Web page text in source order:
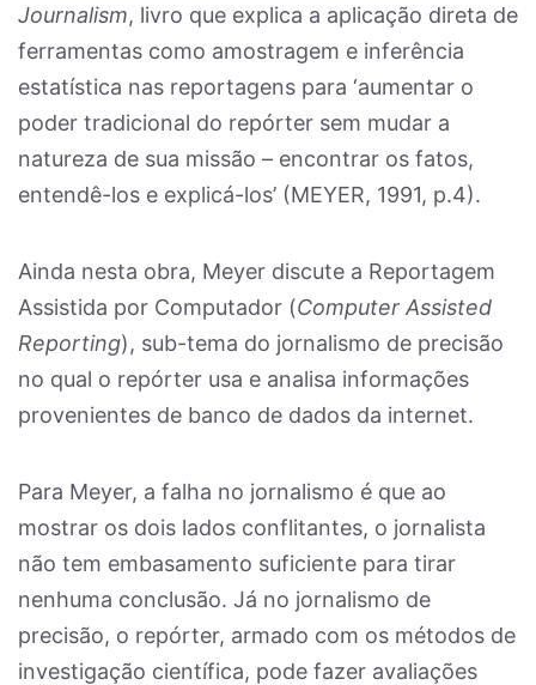
Journalism, livro que explica a aplicação direta de
ferramentas como amostragem e inferência
estatística nas reportagens para ‘aumentar o
poder tradicional do repórter sem mudar a
natureza de sua missão – encontrar os fatos,
entendê-los e explicá-los’ (MEYER, 1991, p.4).
Ainda nesta obra, Meyer discute a Reportagem
Assistida por Computador (Computer Assisted
Reporting), sub-tema do jornalismo de precisão
no qual o repórter usa e analisa informações
provenientes de banco de dados da internet.
Para Meyer, a falha no jornalismo é que ao
mostrar os dois lados conflitantes, o jornalista
não tem embasamento suficiente para tirar
nenhuma conclusão. Já no jornalismo de
precisão, o repórter, armado com os métodos de
investigação científica, pode fazer avaliações